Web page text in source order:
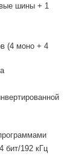
шины + 1
(4 моно + 4
бит/192 кГц